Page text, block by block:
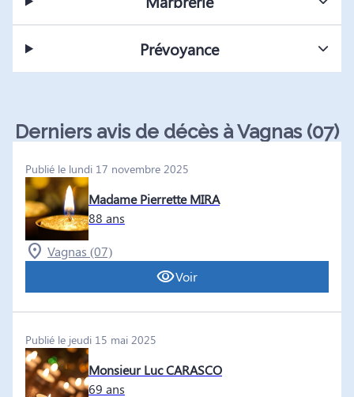
Prévoyance
Derniers avis de décès à Vagnas (07)
Publié le lundi 17 novembre 2025
Madame Pierrette MIRA
88 ans
Vagnas (07)
Voir
Publié le jeudi 15 mai 2025
Monsieur Luc CARASCO
69 ans